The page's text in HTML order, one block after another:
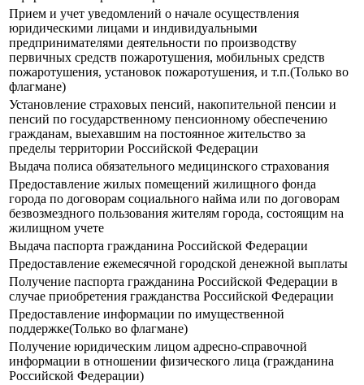
Прием и учет уведомлений о начале осуществления
юридическими лицами и индивидуальными
предпринимателями деятельности по производству
первичных средств пожаротушения, мобильных средств
пожаротушения, установок пожаротушения, и т.п.(Только во
флагмане)
Установление страховых пенсий, накопительной пенсии и
пенсий по государственному пенсионному обеспечению
гражданам, выехавшим на постоянное жительство за
пределы территории Российской Федерации
Выдача полиса обязательного медицинского страхования
Предоставление жилых помещений жилищного фонда
города по договорам социального найма или по договорам
безвозмездного пользования жителям города, состоящим на
жилищном учете
Выдача паспорта гражданина Российской Федерации
Предоставление ежемесячной городской денежной выплаты
Получение паспорта гражданина Российской Федерации в
случае приобретения гражданства Российской Федерации
Предоставление информации по имущественной
поддержке(Только во флагмане)
Получение юридическим лицом адресно-справочной
информации в отношении физического лица (гражданина
Российской Федерации)